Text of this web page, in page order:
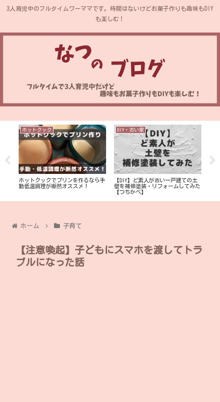
3人育児中のフルタイムワーママです。時間はないけどお菓子作りも趣味もDIY
も楽しむ！
ホットクック
ホットクックでプリンを作るなら手
動低温調理が断然オススメ！
DIY・古い家
【DIY】ど素人が古い一戸建ての土
壁を補修塗装・リフォームしてみた
【つちかべ】
ホーム 子育て
【注意喚起】子どもにスマホを渡してトラ
ブルになった話